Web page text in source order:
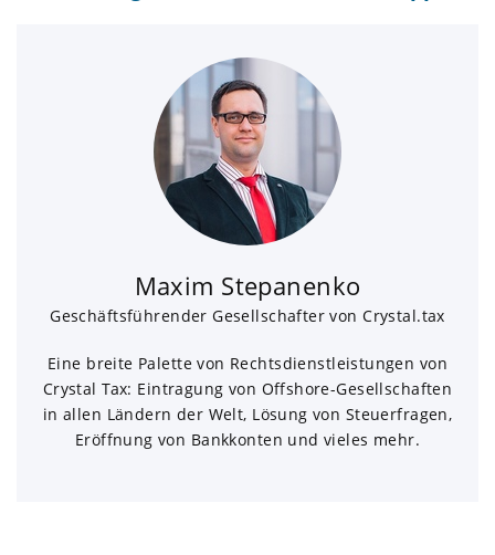
Maxim Stepanenko
Geschäftsführender Gesellschafter von Crystal.tax
Eine breite Palette von Rechtsdienstleistungen von
Crystal Tax: Eintragung von Offshore-Gesellschaften
in allen Ländern der Welt, Lösung von Steuerfragen,
Eröffnung von Bankkonten und vieles mehr.